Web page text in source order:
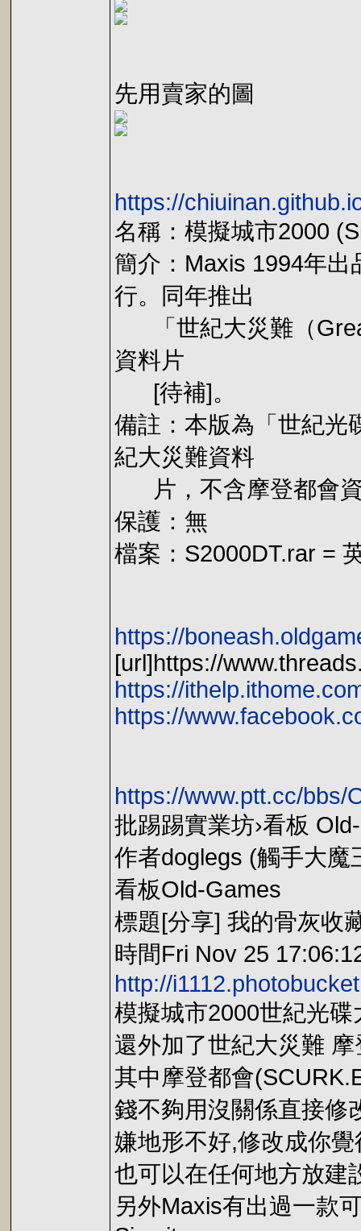
先用賣家的圖
https://
名稱：模擬城市2000
簡介：Maxis 1994年
行。同年推出
「世紀大災難（
資料片
[待補]。
備註：本版為「世紀光
紀大災難資料
片，不含摩登都會
保護：無
檔案：S2000DT.rar =
https://
[url]https://
https://
https://
https://www.ptt.cc/bbs/
批踢踢實業坊›看板
作者doglegs (觸手大魔
看板Old-Games
標題[分享] 我的骨灰收
時間Fri Nov 25
http://
模擬城市2000世紀光
還外加了世紀大災難
其中摩登都會
錢不夠用沒關係直接修
嫌地形不好,修改成你
也可以在任何地方放建
另外Maxis有出過一款